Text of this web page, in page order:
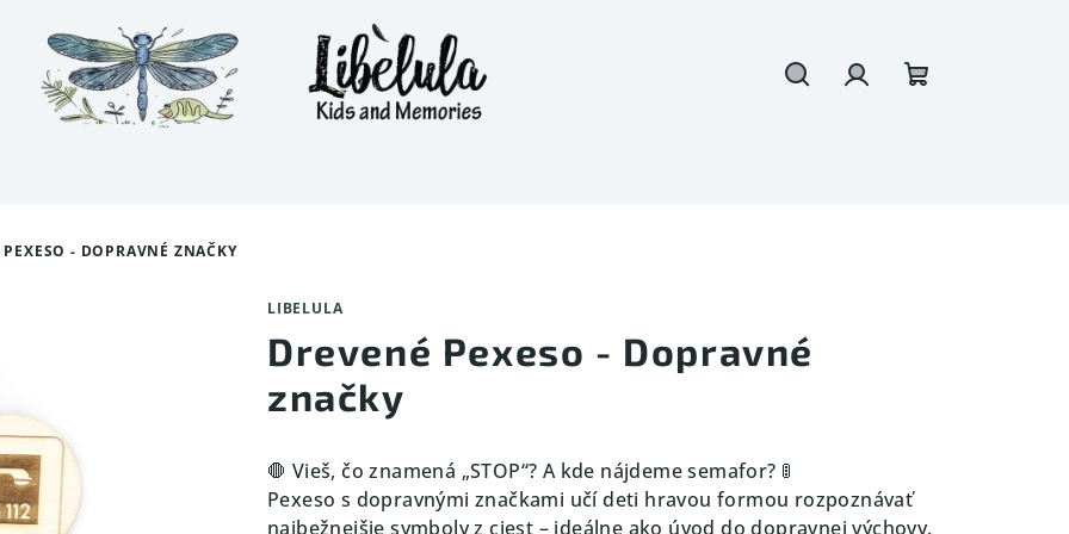
PEXESO - DOPRAVNÉ ZNAČKY
LIBELULA
Drevené Pexeso - Dopravné
značky
🛑 Vieš, čo znamená „STOP“? A kde nájdeme semafor? 🚦
Pexeso s dopravnými značkami učí deti hravou formou rozpoznávať
najbežnejšie symboly z ciest – ideálne ako úvod do dopravnej výchovy.